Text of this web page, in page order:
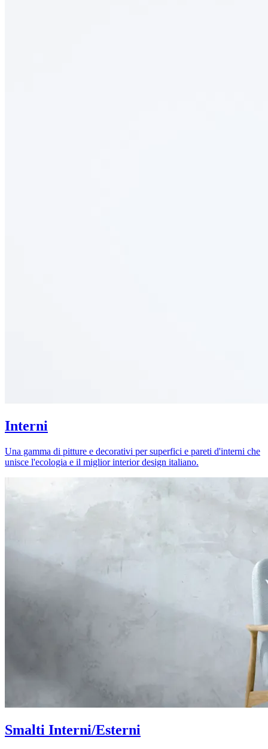
Interni
Una gamma di pitture e decorativi per superfici e pareti d'interni che
unisce l'ecologia e il miglior interior design italiano.
Smalti Interni/Esterni